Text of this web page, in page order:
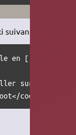
:
en [[:Snap]]
sur Ubuntu
code>